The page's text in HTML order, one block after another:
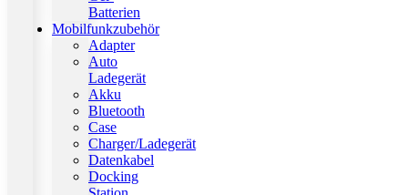
Batterien
Mobilfunkzubehör
Adapter
Auto
Ladegerät
Akku
Bluetooth
Case
Charger/Ladegerät
Datenkabel
Docking